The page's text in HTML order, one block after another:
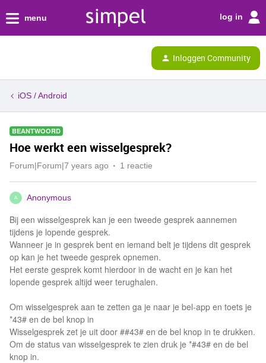
menu log in
Inloggen Community
iOS / Android
BEANTWOORD
Hoe werkt een wisselgesprek?
Forum|Forum|7 years ago 1 reactie
A Anonymous
Bij een wisselgesprek kan je een tweede gesprek aannemen
tijdens je lopende gesprek.
Wanneer je in gesprek bent en iemand belt je tijdens dit gesprek
op kan je het tweede gesprek opnemen.
Het eerste gesprek komt hierdoor in de wacht en je kan het
lopende gesprek altijd weer terughalen.
Om wisselgesprek aan te zetten ga je naar je bel-app en toets je
*43# en de bel knop in
Wisselgesprek zet je uit door ##43# en de bel knop in te drukken.
Om de status van wisselgesprek te zien druk je *#43# en de bel
knop in.